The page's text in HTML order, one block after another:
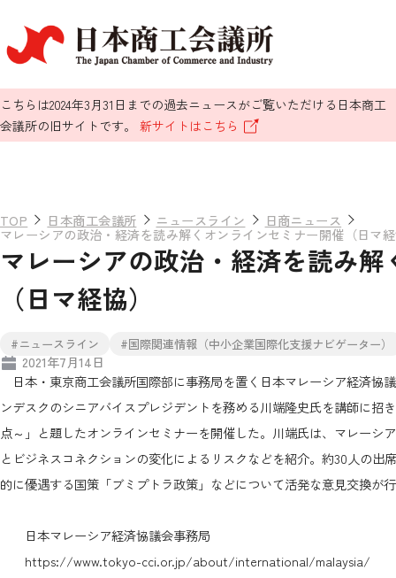
こちらは2024年3月31日までの過去ニュースがご覧いただける日本商工
会議所の旧サイトです。 新サイトはこちら
TOP 日本商工会議所 ニュースライン 日商ニュース
マレーシアの政治・経済を読み解くオンラインセミナー開催（日マ
マレーシアの政治・経済を読み
（日マ経協）
#ニュースライン #国際関連情報（中小企業国際化支援ナビゲーター）
2021年7月14日
日本・東京商工会議所国際部に事務局を置く日本マレーシア経済協
ンデスクのシニアバイスプレジデントを務める川端隆史氏を講師に
点～」と題したオンラインセミナーを開催した。川端氏は、マレー
とビジネスコネクションの変化によるリスクなどを紹介。約30人の
的に優遇する国策「ブミプトラ政策」などについて活発な意見交換が
日本マレーシア経済協議会事務局
https://www.tokyo-cci.or.jp/about/international/malaysia/